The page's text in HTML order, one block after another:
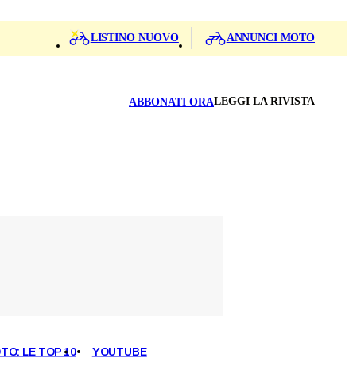
LISTINO NUOVO ANNUNCI MOTO
ABBONATI ORALEGGI LA RIVISTA
LE TOP 10 YOUTUBE